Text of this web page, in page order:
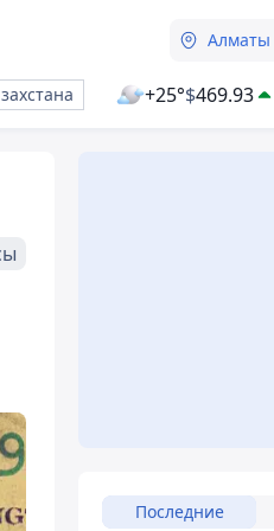
Алматы
+25°$469.93
Последние